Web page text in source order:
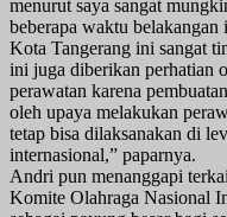
menurut saya sangat
beberapa waktu
Kota Tangerang ini sangat
ini juga diberikan perhatian
perawatan karena
oleh upaya melakukan
tetap bisa dilaksanakan di
internasional,” paparnya.
Andri pun menanggapi
Komite Olahraga Nasional